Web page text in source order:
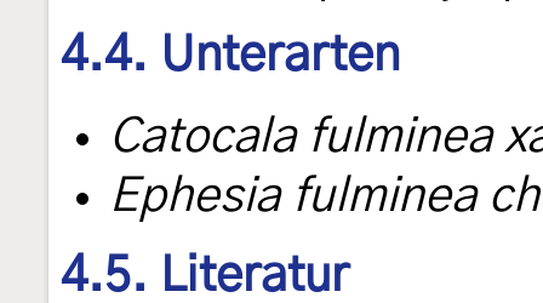
4.4. Unterarten
Catocala fulminea
Ephesia fulminea
4.5. Literatur